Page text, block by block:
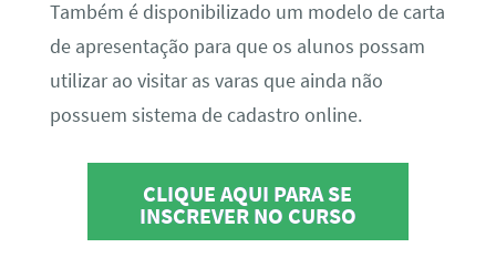
Também é disponibilizado um modelo de carta
de apresentação para que os alunos possam
utilizar ao visitar as varas que ainda não
possuem sistema de cadastro online.
CLIQUE AQUI PARA SE
INSCREVER NO CURSO